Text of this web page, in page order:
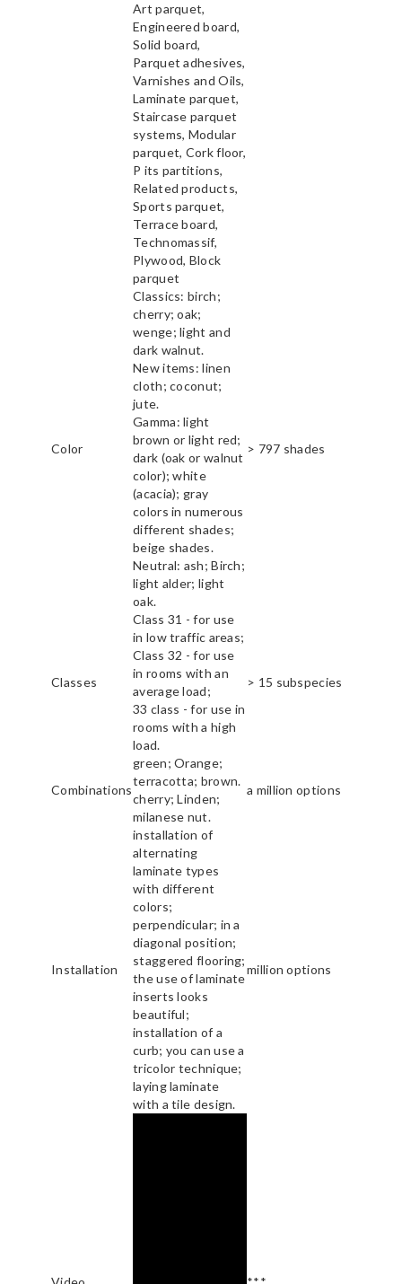
Art parquet,
Engineered board,
Solid board,
Parquet adhesives,
Varnishes and Oils,
Laminate parquet,
Staircase parquet
systems, Modular
parquet, Cork floor,
P its partitions,
Related products,
Sports parquet,
Terrace board,
Technomassif,
Plywood, Block
parquet
Color
Classics: birch;
cherry; oak;
wenge; light and
dark walnut.
New items: linen
cloth; coconut;
jute.
Gamma: light
brown or light red;
dark (oak or walnut
color); white
(acacia); gray
colors in numerous
different shades;
beige shades.
Neutral: ash; Birch;
light alder; light
oak.
> 797 shades
Classes
Class 31 - for use
in low traffic areas;
Class 32 - for use
in rooms with an
average load;
33 class - for use in
rooms with a high
load.
> 15 subspecies
Combinations
green; Orange;
terracotta; brown.
cherry; Linden;
milanese nut.
a million options
Installation
installation of
alternating
laminate types
with different
colors;
perpendicular; in a
diagonal position;
staggered flooring;
the use of laminate
inserts looks
beautiful;
installation of a
curb; you can use a
tricolor technique;
laying laminate
with a tile design.
million options